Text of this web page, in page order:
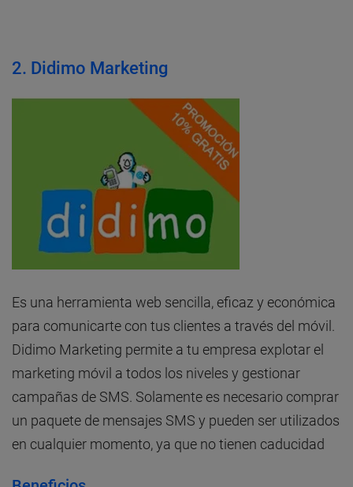
2. Didimo Marketing
Es una herramienta web sencilla, eficaz y económica
para comunicarte con tus clientes a través del móvil.
Didimo Marketing permite a tu empresa explotar el
marketing móvil a todos los niveles y gestionar
campañas de SMS. Solamente es necesario comprar
un paquete de mensajes SMS y pueden ser utilizados
en cualquier momento, ya que no tienen caducidad